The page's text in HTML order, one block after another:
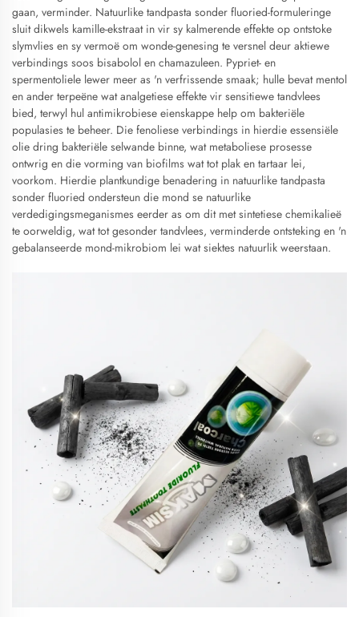
gaan, verminder. Natuurlike tandpasta sonder fluoried-formuleringe
sluit dikwels kamille-ekstraat in vir sy kalmerende effekte op ontstoke
slymvlies en sy vermoë om wonde-genesing te versnel deur aktiewe
verbindings soos bisabolol en chamazuleen. Pypriet- en
spermentoliele lewer meer as 'n verfrissende smaak; hulle bevat mentol
en ander terpeëne wat analgetiese effekte vir sensitiewe tandvlees
bied, terwyl hul antimikrobiese eienskappe help om bakteriële
populasies te beheer. Die fenoliese verbindings in hierdie essensiële
olie dring bakteriële selwande binne, wat metaboliese prosesse
ontwrig en die vorming van biofilms wat tot plak en tartaar lei,
voorkom. Hierdie plantkundige benadering in natuurlike tandpasta
sonder fluoried ondersteun die mond se natuurlike
verdedigingsmeganismes eerder as om dit met sintetiese chemikalieë
te oorweldig, wat tot gesonder tandvlees, verminderde ontsteking en 'n
gebalanseerde mond-mikrobiom lei wat siektes natuurlik weerstaan.